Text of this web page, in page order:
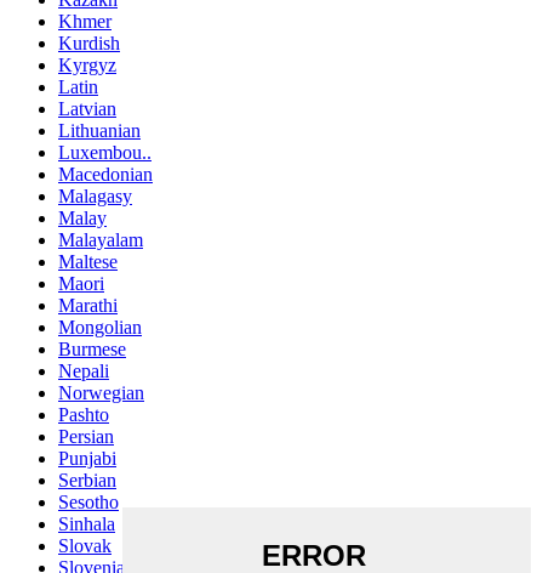
Khmer
Kurdish
Kyrgyz
Latin
Latvian
Lithuanian
Luxembou..
Macedonian
Malagasy
Malay
Malayalam
Maltese
Maori
Marathi
Mongolian
Burmese
Nepali
Norwegian
Pashto
Persian
Punjabi
Serbian
Sesotho
Sinhala
Slovak
Slovenian